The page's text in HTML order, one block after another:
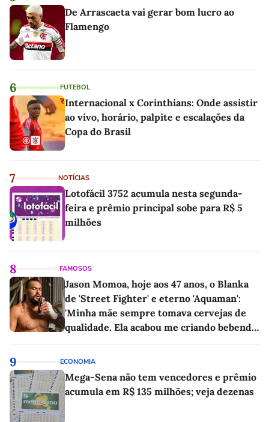
De Arrascaeta vai gerar bom lucro ao
Flamengo
6 FUTEBOL
Internacional x Corinthians: Onde assistir
ao vivo, horário, palpite e escalações da
Copa do Brasil
7 NOTÍCIAS
Lotofácil 3752 acumula nesta segunda-
feira e prêmio principal sobe para R$ 5
milhões
8 FAMOSOS
Jason Momoa, hoje aos 47 anos, o Blanka
de 'Street Fighter' e eterno 'Aquaman':
'Minha mãe sempre tomava cervejas de
qualidade. Ela acabou me criando bebendo
9 ECONOMIA
Mega-Sena não tem vencedores e prêmio
acumula em R$ 135 milhões; veja dezenas